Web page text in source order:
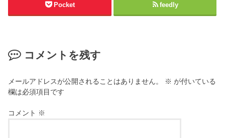
Pocket feedly
コメントを残す
メールアドレスが公開されることはありません。 ※ が付いている
欄は必須項目です
コメント ※